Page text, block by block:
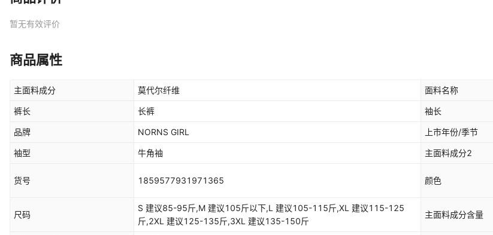
暂无有效评价
商品属性
主面料成分 莫代尔纤维 面料名称
裤长 长裤 袖长
品牌 NORNS GIRL 上市年份/季节
袖型 牛角袖 主面料成分2
货号 1859577931971365 颜色
尺码
S 建议85-95斤,M 建议105斤以下,L 建议105-115斤,XL 建议115-125
斤,2XL 建议125-135斤,3XL 建议135-150斤
主面料成分含量